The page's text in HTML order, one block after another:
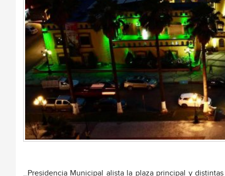
_Presidencia Municipal alista la plaza principal y